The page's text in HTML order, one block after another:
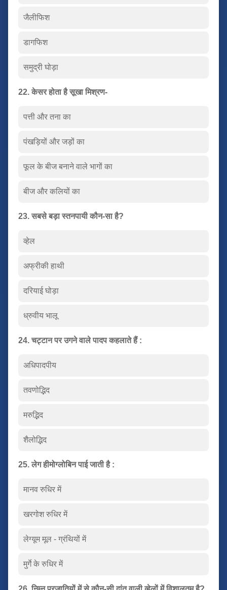
जैलीफिश
डागफिश
समुद्री घोड़ा
22. केसर होता है सूखा मिश्रण-
पत्ती और तना का
पंखड़ियों और जड़ों का
फूल के बीज बनाने वाले भागों का
बीज और कलियों का
23. सबसे बड़ा स्तनपायी कौन-सा है?
व्हेल
अफ्रीकी हाथी
दरियाई घोड़ा
ध्रुवीय भालू
24. चट्टान पर उगने वाले पादप कहलाते हैं :
अधिपादपीय
तवणोद्भिद
मरुद्भिद
शैलोद्भिद
25. लेग हीमोग्लोबिन पाई जाती है :
मानव रुधिर में
खरगोश रुधिर में
लेग्यूम मूल - ग्रंथियों में
मुर्गे के रुधिर में